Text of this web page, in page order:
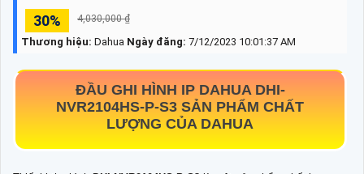
30% 4,030,000 ₫
Thương hiệu: Dahua Ngày đăng: 7/12/2023 10:01:37 AM
ĐẦU GHI HÌNH IP DAHUA DHI-
NVR2104HS-P-S3 SẢN PHẨM CHẤT
LƯỢNG CỦA DAHUA